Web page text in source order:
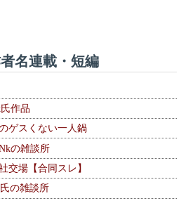
名連載・短編
作品
ゲスくない一人鍋
の雑談所
交場【合同スレ】
の雑談所